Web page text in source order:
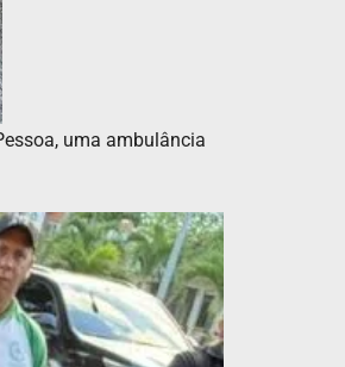
uma ambulância